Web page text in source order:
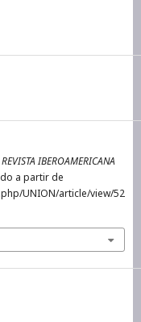
IBEROAMERICANA
a partir de
UNION/article/view/52